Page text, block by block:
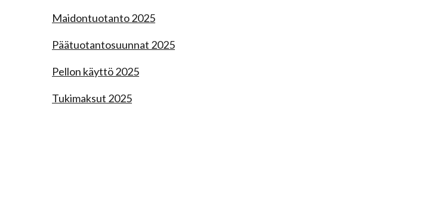
Maidontuotanto 2025
Päätuotantosuunnat 2025
Pellon käyttö 2025
Tukimaksut 2025